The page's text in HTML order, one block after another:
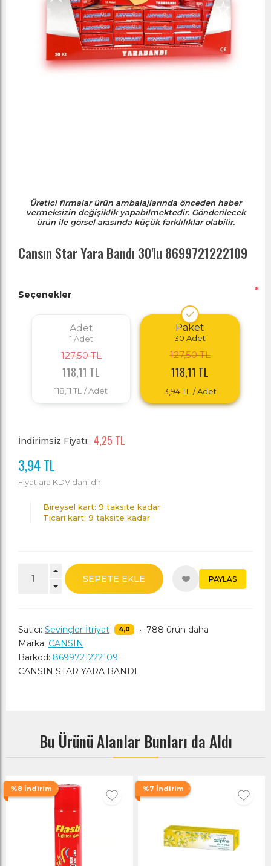
Üretici firmalar ürün ambalajlarında önceden haber
vermeksizin değişiklik yapabilmektedir. Gönderilecek
ürün ile görsel arasında küçük farklılıklar olabilir.
Cansın Star Yara Bandı 30'lu 8699721222109
Seçenekler *
Adet
1 Adet
127,50 TL
118,11 TL
118,11 TL / Adet
Paket
30 Adet
127,50 TL
118,11 TL
3,94 TL / Adet
İndirimsiz Fiyatı: 4,25 TL
3,94 TL
Fiyatlara KDV dahildir
Bireysel kart: 9 taksite kadar
Ticari kart: 9 taksite kadar
SEPETE EKLE PAYLAS
Satıcı: Sevinçler İtriyat 4,0 • 788 ürün daha
Marka: CANSIN
Barkod: 8699721222109
CANSIN STAR YARA BANDI
Bu Ürünü Alanlar Bunları da Aldı
%8 İndirim %7 İndirim